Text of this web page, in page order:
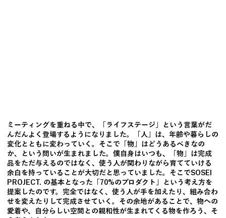
ミーティングを重ねる中で、「ライフステージ」という言葉がだ
んだんよく登場するようになりました。「人」は、年齢や暮らしの
変化とともに変わっていく。そこで「物」はどうあるべきなの
か、という問いが生まれました。僕自身はいつも、「物」は完成
品をただ与えるのではなく、使う人が関わりながら育てていける
余白を持っていることが大切だと思っていました。そこでSOSEI
PROJECT. の基本となった「70%のプロダクト」という考え方を
提案したのです。完全ではなく、使う人が手を加えたり、組み合わ
せを変えたりして完成させていく。その余地があることで、物への
愛着や、自分らしい空間との親和性が生まれてくる物を作ろう、そ